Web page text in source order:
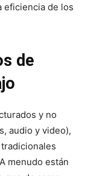
eficiencia de los
de
y no
audio y video),
menudo están